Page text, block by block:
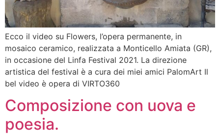
Ecco il video su Flowers, l’opera permanente, in
mosaico ceramico, realizzata a Monticello Amiata (GR),
in occasione del Linfa Festival 2021. La direzione
artistica del festival è a cura dei miei amici PalomArt Il
bel video è opera di VIRTO360
Composizione con uova e
poesia.